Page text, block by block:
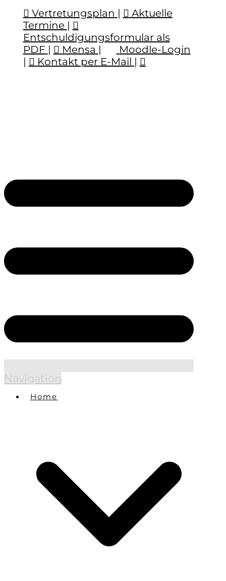
Vertretungsplan |
Aktuelle
Termine |
Entschuldigungsformular als
PDF | Mensa |
Moodle-Login
|
Kontakt per E-Mail |
Navigation
Home